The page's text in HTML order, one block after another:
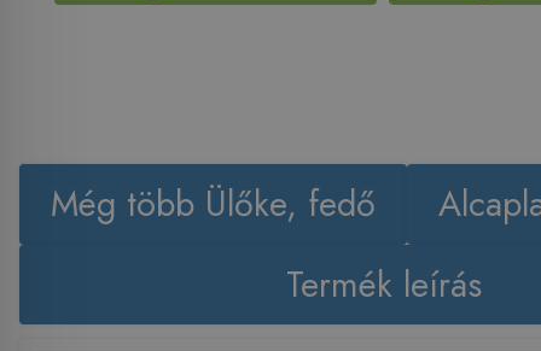
Még több Ülőke, fedő
Termék leírás